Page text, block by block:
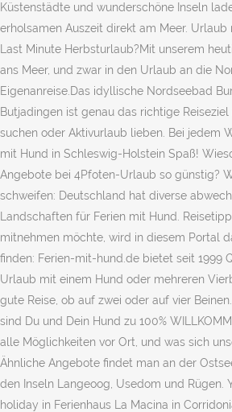
Küstenstädte und wunderschöne Inseln
erholsamen Auszeit direkt am Meer. Urlaub
Last Minute Herbsturlaub?Mit unserem
ans Meer, und zwar in den Urlaub an die
Eigenanreise.Das idyllische Nordseebad
Butjadingen ist genau das richtige
suchen oder Aktivurlaub lieben. Bei jedem
mit Hund in Schleswig-Holstein Spaß!
Angebote bei 4Pfoten-Urlaub so günstig?
schweifen: Deutschland hat diverse
Landschaften für Ferien mit Hund.
mitnehmen möchte, wird in diesem Portal
finden: Ferien-mit-hund.de bietet seit 1999
Urlaub mit einem Hund oder mehreren
gute Reise, ob auf zwei oder auf vier
sind Du und Dein Hund zu 100%
alle Möglichkeiten vor Ort, und was sich
Ähnliche Angebote findet man an der
den Inseln Langeoog, Usedom und Rügen.
holiday in Ferienhaus La Macina in